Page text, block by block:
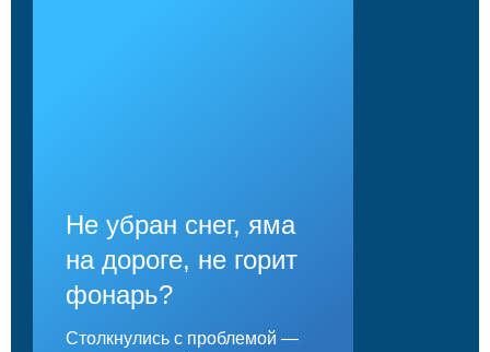
Не убран снег, яма
на дороге, не горит
фонарь?
Столкнулись с проблемой —